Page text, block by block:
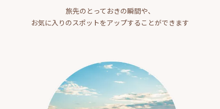
旅先のとっておきの瞬間や、
お気に入りのスポットをアップすることができます